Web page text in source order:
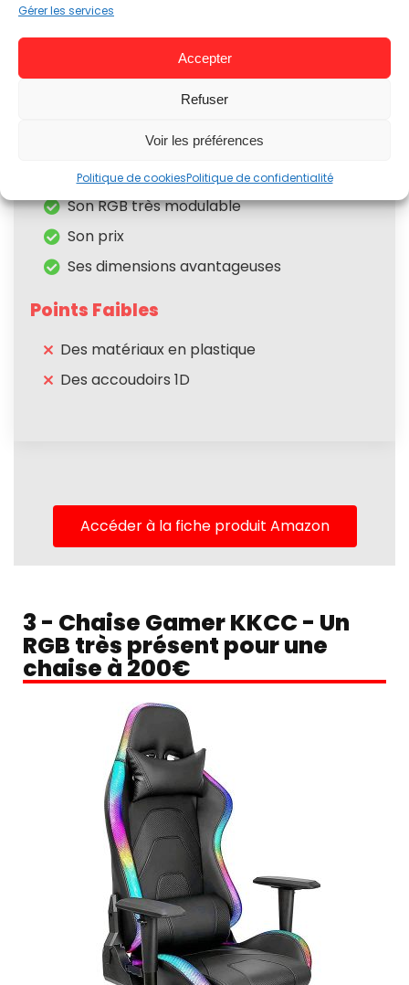
Gérer les services
Accepter
Refuser
Voir les préférences
Politique de cookiesPolitique de confidentialité
Confort 7
Finitions 7.5
Son RGB très modulable
Son prix
Ses dimensions avantageuses
Points Faibles
Des matériaux en plastique
Des accoudoirs 1D
Accéder à la fiche produit Amazon
3 - Chaise Gamer KKCC - Un
RGB très présent pour une
chaise à 200€